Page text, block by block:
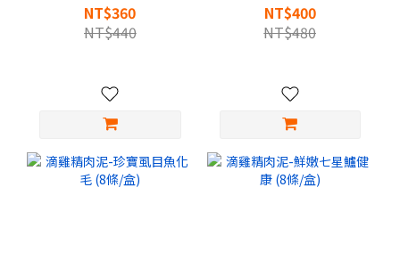
NT$360
NT$440
NT$400
NT$480